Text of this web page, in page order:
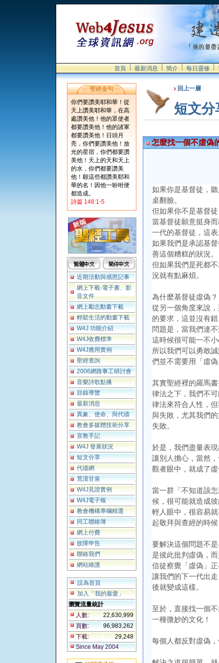
首頁 最新消息 簡介 每日靈修
聖經金句
你們要讚美耶和華！從
天上讚美耶和華，在高
處讚美他！他的眾使者
都要讚美他！他的諸軍
都要讚美他！日頭月
亮，你們要讚美他！放
光的星宿，你們都要讚
美他！天上的天和天上
的水，你們都要讚美
他！願這些都讚美耶和
華的名！因他一吩咐便
都造成。
詩篇 148:1-5
近期活動與感恩記事
網上下載-電子書、影
音文件
網上勵志動畫下載
輕鬆生活的動畫下載
W4J 功能介紹
W4J收費標準
W4J應用實例
聖經查詢
2006網路事工研討會
音樂詩歌點播
目錄導覽
最新消息
異象、使命、與代禱
教會多媒體技術分享
宣教手記
W4J 發展狀況
短文分享
代禱網
荒漠甘泉
W4J見證實例
W4J電子報
教會機構專欄精選
同工聯絡簿
網上付費
故障申告
聯絡我們
網站維護
設為首頁
加入「我的最愛」
瀏覽流量統計
人數:
22,630,999
頁數:
96,983,262
下載:
29,248
Since May 2004
回上一層
短文分
怎麼找一個不虛偽
如果你是基督徒，
桌翻臉。
但如果你不是基督
當基督徒願意挺身
一代的基督徒，這
如果我們是承認基
善這個糟糕的狀況。
但如果我們是死都
況就有點麻煩。
為什麼基督徒虛偽？
從另一個角度來說
的要求，這並沒有
問題是，當我們達
這時候很可能一不
所以我們可以勇敢
們並不需要用「虛
其實聖經裡的羅馬
律法之下，我們不
律法來符合人性，
與失敗，尤其我們
失敗。
於是，我們盡量表
讓別人擔心，當然
觀者眼中，就成了
當一群「不知道該
候，很可能就造成
輕人眼中，很容易
起敬拜與查經的時
要解決這個問題不
是彼此批判虛偽，
信徒察覺「虛偽」
讓我們的下一代出
後就變成這樣。
至於，直接找一個
一種微妙的文化！
每個人都反對虛偽